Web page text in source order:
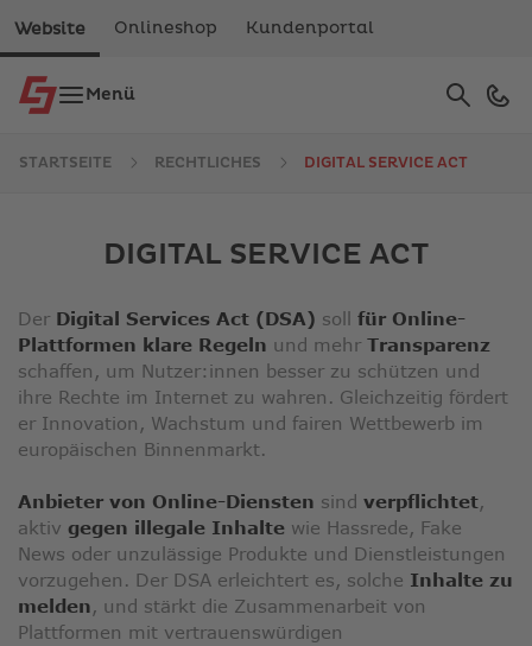
Website Onlineshop Kundenportal
Menü Suche
die
zum
zu
STARTSEITE RECHTLICHES DIGITAL SERVICE ACT
DIGITAL SERVICE ACT
Der Digital Services Act (DSA) soll für Online-
Plattformen klare Regeln und mehr Transparenz
schaffen, um Nutzer:innen besser zu schützen und
ihre Rechte im Internet zu wahren. Gleichzeitig fördert
er Innovation, Wachstum und fairen Wettbewerb im
europäischen Binnenmarkt.
Anbieter von Online-Diensten sind verpflichtet,
aktiv gegen illegale Inhalte wie Hassrede, Fake
News oder unzulässige Produkte und Dienstleistungen
vorzugehen. Der DSA erleichtert es, solche Inhalte zu
melden, und stärkt die Zusammenarbeit von
Plattformen mit vertrauenswürdigen